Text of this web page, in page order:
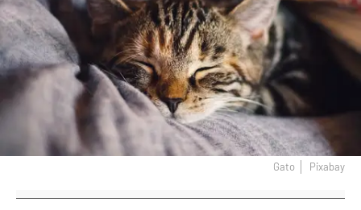
Gato Pixabay